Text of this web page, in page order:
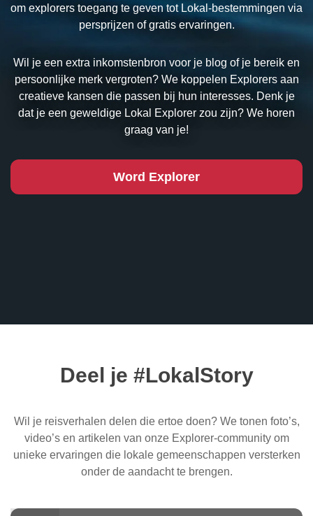
om explorers toegang te geven tot Lokal-bestemmingen via
persprijzen of gratis ervaringen.
Wil je een extra inkomstenbron voor je blog of je bereik en
persoonlijke merk vergroten? We koppelen Explorers aan
creatieve kansen die passen bij hun interesses. Denk je
dat je een geweldige Lokal Explorer zou zijn? We horen
graag van je!
Word Explorer
Deel je #LokalStory
Wil je reisverhalen delen die ertoe doen? We tonen foto’s,
video’s en artikelen van onze Explorer-community om
unieke ervaringen die lokale gemeenschappen versterken
onder de aandacht te brengen.